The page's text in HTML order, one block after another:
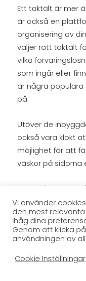
Ett taktält är mer
är också en
organisering av
väljer rätt taktält
vilka
som ingår eller
är några
på:
Utöver de
också vara klokt
möjlighet för att
väskor på sidorna
Vanliga
Vilka bilar kan ha
Vad kostar ett
Hur fungerar
Vi använder
den mest
ihåg dina
Genom att klicka
användningen av
Cookie Inställningar